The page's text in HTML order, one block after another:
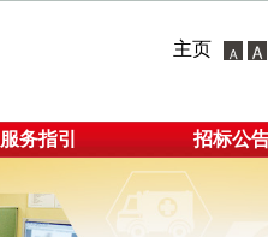
主页
服务指引 招标公